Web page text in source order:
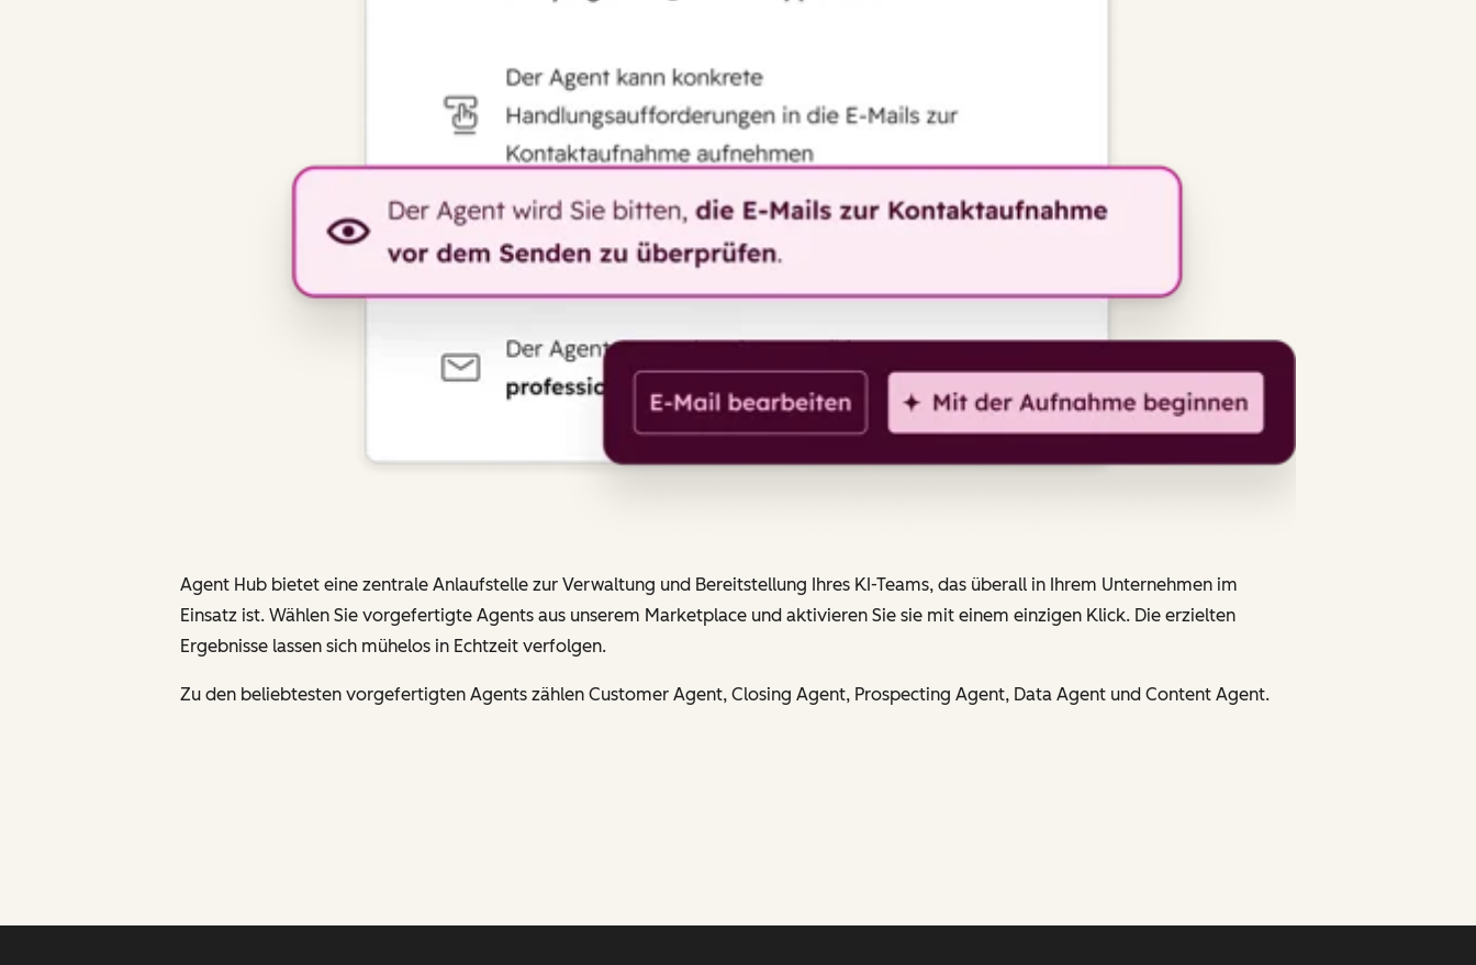
Agent Hub bietet eine zentrale Anlaufstelle zur Verwaltung und Bereitstellung Ihres KI-Teams, das überall in Ihrem Unternehmen im
Einsatz ist. Wählen Sie vorgefertigte Agents aus unserem Marketplace und aktivieren Sie sie mit einem einzigen Klick. Die erzielten
Ergebnisse lassen sich mühelos in Echtzeit verfolgen.
Zu den beliebtesten vorgefertigten Agents zählen Customer Agent, Closing Agent, Prospecting Agent, Data Agent und Content Agent.